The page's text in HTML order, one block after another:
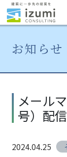
グ
ロ
ー
ビ
ゲ
お知らせ
ら
せ
ン
（2024
号）配
メール
号）配
2024.04.25